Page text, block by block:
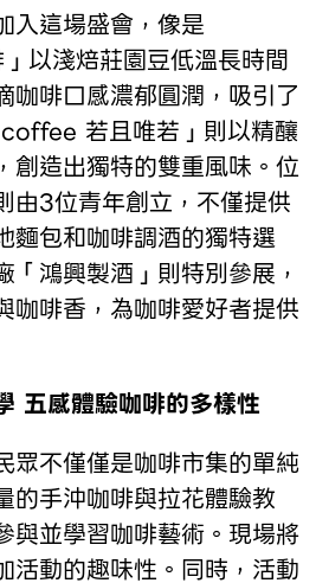
入這場盛會，像是
以淺焙莊園豆低溫長時間
咖啡口感濃郁圓潤，吸引了
若且唯若」則以精釀
創造出獨特的雙重風味。位
由3位青年創立，不僅提供
麵包和咖啡調酒的獨特選
「鴻興製酒」則特別參展，
咖啡香，為咖啡愛好者提供
五感體驗咖啡的多樣性
眾不僅僅是咖啡市集的單純
的手沖咖啡與拉花體驗教
與並學習咖啡藝術。現場將
活動的趣味性。同時，活動